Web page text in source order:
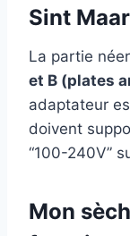
Sint
La partie
et B (plates
adaptateur
doivent
“100-240V”
Mon